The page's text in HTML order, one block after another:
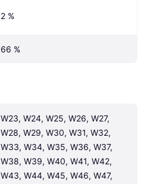
2 %
66 %
W23, W24, W25, W26, W27,
W28, W29, W30, W31, W32,
W33, W34, W35, W36, W37,
W38, W39, W40, W41, W42,
W43, W44, W45, W46, W47,